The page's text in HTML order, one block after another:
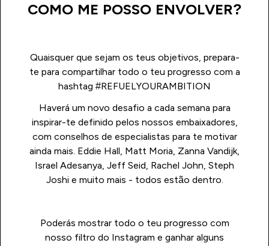
COMO ME POSSO ENVOLVER?
Quaisquer que sejam os teus objetivos, prepara-
te para compartilhar todo o teu progresso com a
hashtag #REFUELYOURAMBITION
Haverá um novo desafio a cada semana para
inspirar-te definido pelos nossos embaixadores,
com conselhos de especialistas para te motivar
ainda mais. Eddie Hall, Matt Moria, Zanna Vandijk,
Israel Adesanya, Jeff Seid, Rachel John, Steph
Joshi e muito mais - todos estão dentro.
Poderás mostrar todo o teu progresso com
nosso filtro do Instagram e ganhar alguns